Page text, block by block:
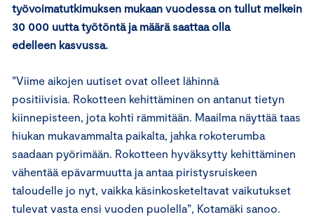
työvoimatutkimuksen mukaan vuodessa on tullut melkein
30 000 uutta työtöntä ja määräsaattaa olla
edelleen kasvussa.
”Viime aikojen uutiset ovat olleet lähinnä
positiivisia. Rokotteen kehittäminen on antanut tietyn
kiinnepisteen, jota kohti rämmitään. Maailma näyttää taas
hiukan mukavammalta paikalta, jahka rokoterumba
saadaan pyörimään. Rokotteen hyväksytty kehittäminen
vähentää epävarmuutta ja antaa piristysruiskeen
taloudelle jo nyt, vaikka käsinkosketeltavat vaikutukset
tulevat vasta ensi vuoden puolella”, Kotamäki sanoo.